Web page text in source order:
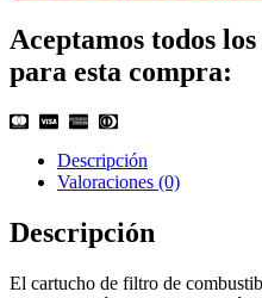
Aceptamos todos
para esta compra:
Descripción
Valoraciones (0)
Descripción
El cartucho de filtro de